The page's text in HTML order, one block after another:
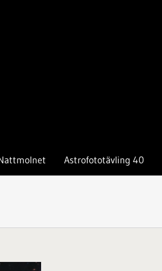
Astrofototävling 40